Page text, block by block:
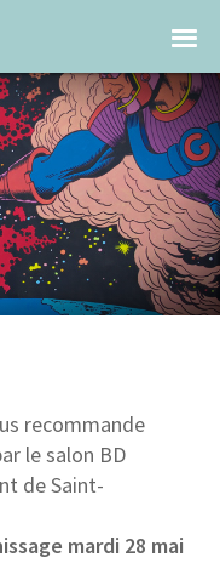
recommande
le salon BD
de Saint-
mardi 28 mai